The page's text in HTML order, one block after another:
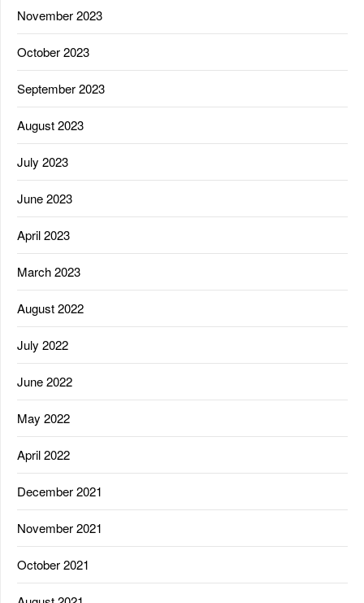
November 2023
October 2023
September 2023
August 2023
July 2023
June 2023
April 2023
March 2023
August 2022
July 2022
June 2022
May 2022
April 2022
December 2021
November 2021
October 2021